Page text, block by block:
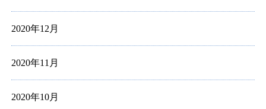
2020年12月
2020年11月
2020年10月